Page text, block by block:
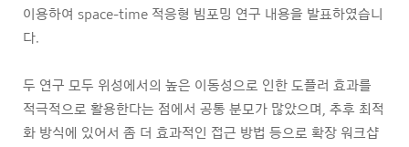
이용하여 space-time 적응형 빔포밍 연구 내용을 발표하였습니
다.
두 연구 모두 위성에서의 높은 이동성으로 인한 도플러 효과를
적극적으로 활용한다는 점에서 공통 분모가 많았으며, 추후 최적
화 방식에 있어서 좀 더 효과적인 접근 방법 등으로 확장 워크샵